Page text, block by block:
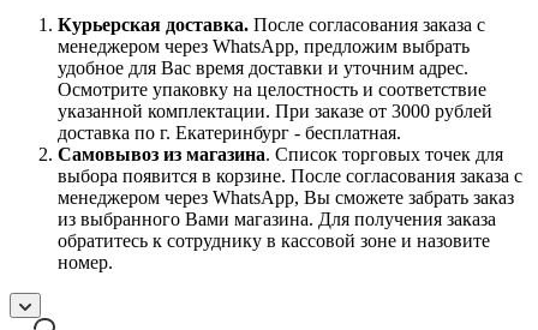
Курьерская доставка. После согласования заказа с
менеджером через WhatsApp, предложим выбрать
удобное для Вас время доставки и уточним адрес.
Осмотрите упаковку на целостность и соответствие
указанной комплектации. При заказе от 3000 рублей
доставка по г. Екатеринбург - бесплатная.
Самовывоз из магазина. Список торговых точек для
выбора появится в корзине. После согласования заказа с
менеджером через WhatsApp, Вы сможете забрать заказ
из выбранного Вами магазина. Для получения заказа
обратитесь к сотруднику в кассовой зоне и назовите
номер.